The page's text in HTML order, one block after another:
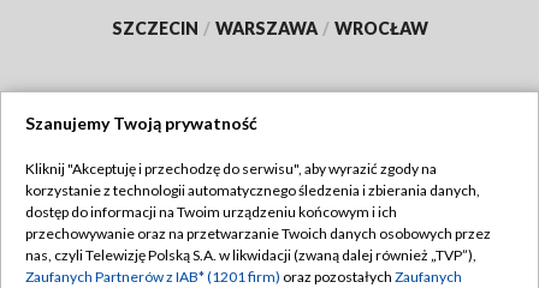
SZCZECIN / WARSZAWA / WROCŁAW
TVP
Abonament TVP
Emisja w TVP
Regulamin TVP
Polityka prywatności
Szanujemy Twoją prywatność
Kliknij "Akceptuję i przechodzę do serwisu", aby wyrazić zgody na
korzystanie z technologii automatycznego śledzenia i zbierania danych,
dostęp do informacji na Twoim urządzeniu końcowym i ich
przechowywanie oraz na przetwarzanie Twoich danych osobowych przez
nas, czyli Telewizję Polską S.A. w likwidacji (zwaną dalej również „TVP”),
Zaufanych Partnerów z IAB* (1201 firm) oraz pozostałych Zaufanych